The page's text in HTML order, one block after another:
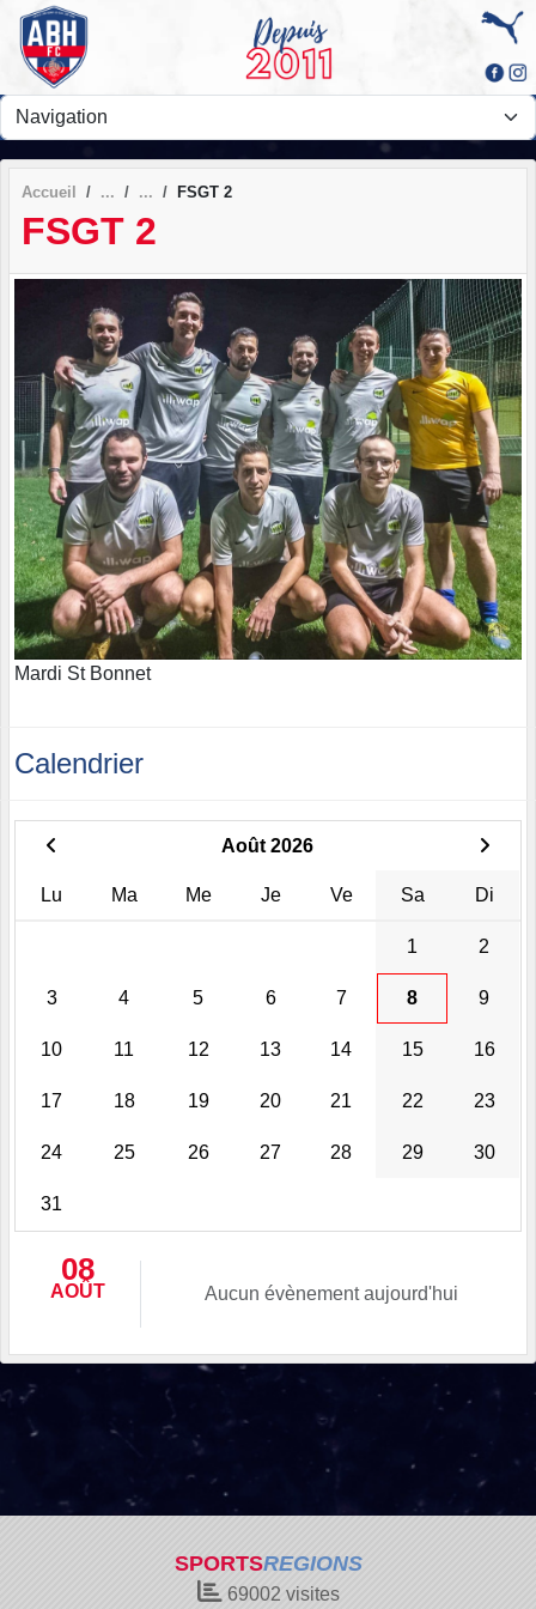
Accueil FSGT 2
FSGT 2
Mardi St Bonnet
Calendrier
Août 2026
Lu Ma Me Je Ve Sa Di
1 2
3 4 5 6 7 8 9
10 11 12 13 14 15 16
17 18 19 20 21 22 23
24 25 26 27 28 29 30
31
08
AOÛT Aucun évènement aujourd'hui
SPORTSREGIONS
69002 visites
Panneau de gestion des cookies